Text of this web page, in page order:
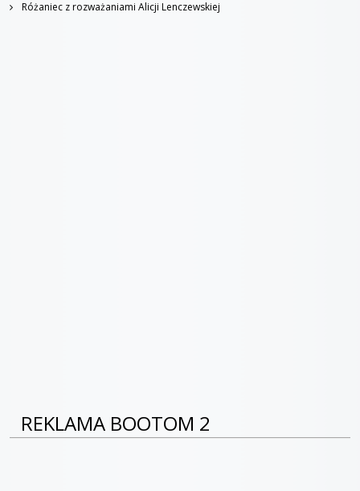
Różaniec z rozważaniami Alicji Lenczewskiej
REKLAMA BOOTOM 2